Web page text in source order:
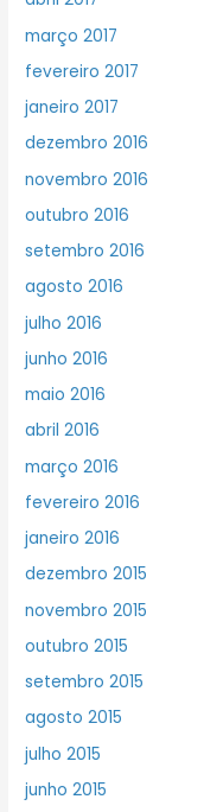
março 2017
fevereiro 2017
janeiro 2017
dezembro 2016
novembro 2016
outubro 2016
setembro 2016
agosto 2016
julho 2016
junho 2016
maio 2016
abril 2016
março 2016
fevereiro 2016
janeiro 2016
dezembro 2015
novembro 2015
outubro 2015
setembro 2015
agosto 2015
julho 2015
junho 2015